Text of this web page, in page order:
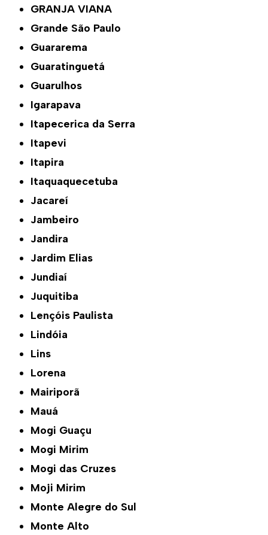
GRANJA VIANA
Grande São Paulo
Guararema
Guaratinguetá
Guarulhos
Igarapava
Itapecerica da Serra
Itapevi
Itapira
Itaquaquecetuba
Jacareí
Jambeiro
Jandira
Jardim Elias
Jundiaí
Juquitiba
Lençóis Paulista
Lindóia
Lins
Lorena
Mairiporã
Mauá
Mogi Guaçu
Mogi Mirim
Mogi das Cruzes
Moji Mirim
Monte Alegre do Sul
Monte Alto